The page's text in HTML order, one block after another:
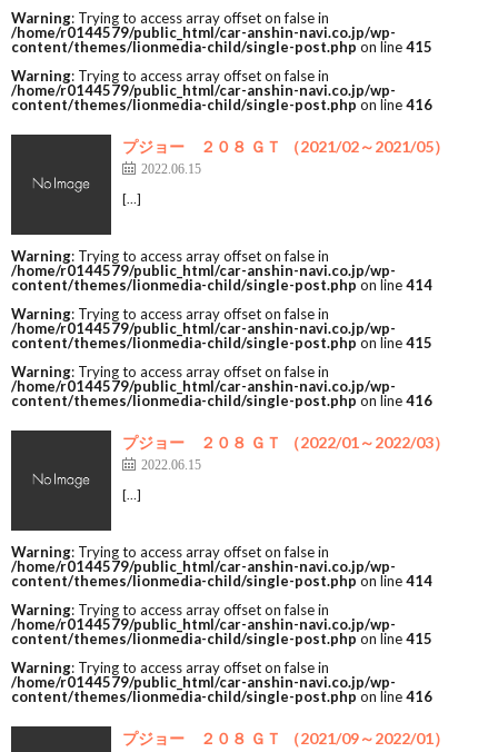
Warning: Trying to access array offset on false in
/home/r0144579/public_html/car-anshin-navi.co.jp/wp-
content/themes/lionmedia-child/single-post.php on line415
Warning: Trying to access array offset on false in
/home/r0144579/public_html/car-anshin-navi.co.jp/wp-
content/themes/lionmedia-child/single-post.php on line416
プジョー ２０８ ＧＴ （2021/02～2021/05）
2022.06.15
[…]
Warning: Trying to access array offset on false in
/home/r0144579/public_html/car-anshin-navi.co.jp/wp-
content/themes/lionmedia-child/single-post.php on line414
Warning: Trying to access array offset on false in
/home/r0144579/public_html/car-anshin-navi.co.jp/wp-
content/themes/lionmedia-child/single-post.php on line415
Warning: Trying to access array offset on false in
/home/r0144579/public_html/car-anshin-navi.co.jp/wp-
content/themes/lionmedia-child/single-post.php on line416
プジョー ２０８ ＧＴ （2022/01～2022/03）
2022.06.15
[…]
Warning: Trying to access array offset on false in
/home/r0144579/public_html/car-anshin-navi.co.jp/wp-
content/themes/lionmedia-child/single-post.php on line414
Warning: Trying to access array offset on false in
/home/r0144579/public_html/car-anshin-navi.co.jp/wp-
content/themes/lionmedia-child/single-post.php on line415
Warning: Trying to access array offset on false in
/home/r0144579/public_html/car-anshin-navi.co.jp/wp-
content/themes/lionmedia-child/single-post.php on line416
プジョー ２０８ ＧＴ （2021/09～2022/01）